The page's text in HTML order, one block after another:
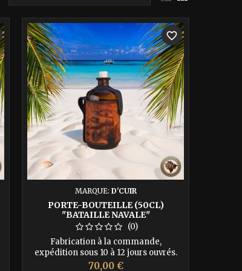
MARQUE: D'CUIR
PORTE-BOUTEILLE (50CL)
"BATAILLE NAVALE"
(0)
Fabrication à la commande,
expédition sous 10 à 12 jours ouvrés.
Transportez votre précieux nectar
Prix
70,00 €
favorite_border